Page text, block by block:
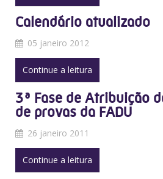
Calendário atualizado
05 janeiro 2012
Continue a leitura
3ª Fase de Atribuição
de provas da FADU
26 janeiro 2011
Continue a leitura